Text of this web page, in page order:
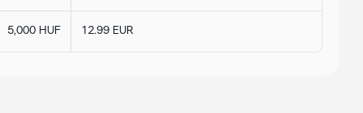
5,000 HUF 12.99 EUR